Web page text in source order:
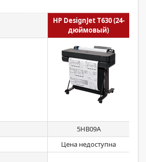
HP DesignJet T630 (24-
дюймовый)
5HB09A
Цена недоступна